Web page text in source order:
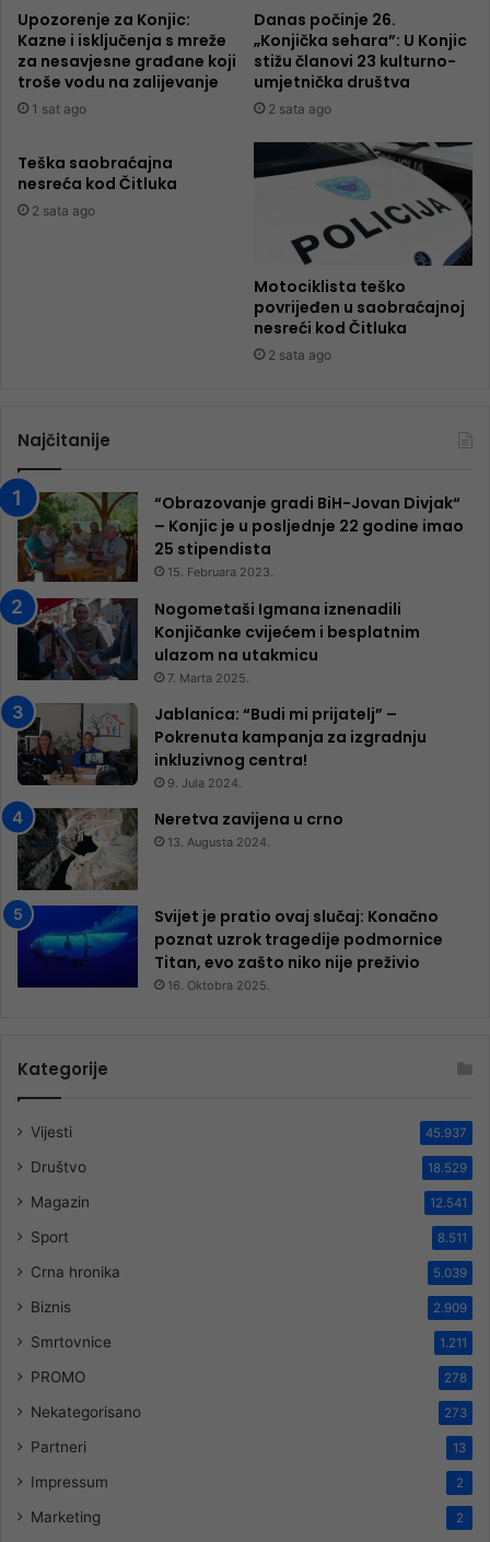
Upozorenje za Konjic:
Kazne i isključenja s mreže
za nesavjesne građane koji
troše vodu na zalijevanje
1 sat ago
Danas počinje 26.
„Konjička sehara”: U Konjic
stižu članovi 23 kulturno-
umjetnička društva
2 sata ago
Teška saobraćajna
nesreća kod Čitluka
2 sata ago
Motociklista teško
povrijeđen u saobraćajnoj
nesreći kod Čitluka
2 sata ago
Najčitanije
“Obrazovanje gradi BiH-Jovan Divjak“
– Konjic je u posljednje 22 godine imao
25 ​​stipendista
15. Februara 2023.
Nogometaši Igmana iznenadili
Konjičanke cvijećem i besplatnim
ulazom na utakmicu
7. Marta 2025.
Jablanica: “Budi mi prijatelj” –
Pokrenuta kampanja za izgradnju
inkluzivnog centra!
9. Jula 2024.
Neretva zavijena u crno
13. Augusta 2024.
Svijet je pratio ovaj slučaj: Konačno
poznat uzrok tragedije podmornice
Titan, evo zašto niko nije preživio
16. Oktobra 2025.
Kategorije
Vijesti 45.937
Društvo 18.529
Magazin 12.541
Sport 8.511
Crna hronika 5.039
Biznis 2.909
Smrtovnice 1.211
PROMO 278
Nekategorisano 273
Partneri 13
Impressum 2
Marketing 2